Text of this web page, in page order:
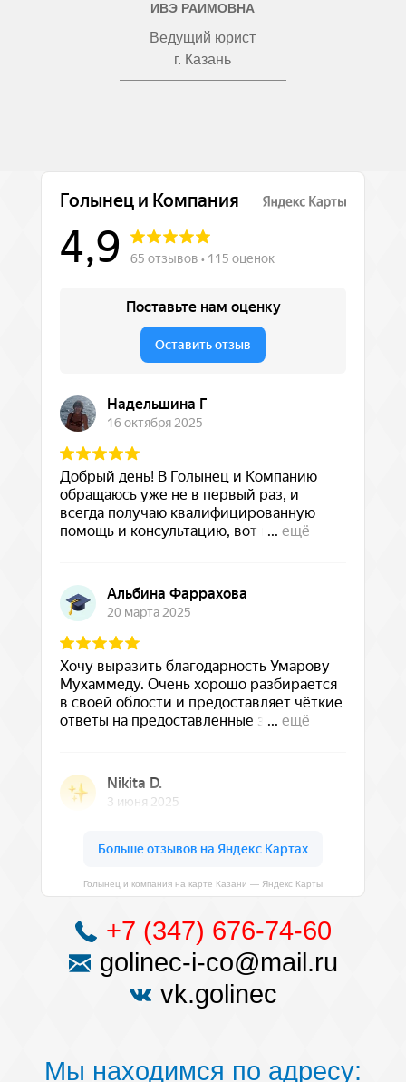
ИВЭ РАИМОВНА
Ведущий юрист
г. Казань
Голынец и компания на карте Казани — Яндекс Карты
+7 (347) 676-74-60
golinec-i-co@mail.ru
vk.golinec
Мы находимся по адресу: